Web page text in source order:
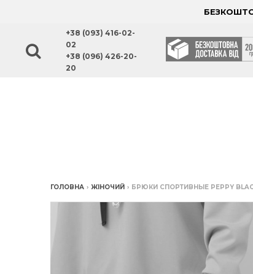
+38 (093) 416-02-
02
+38 (096) 426-20-
20
ГОЛОВНА › ЖІНОЧИЙ › БРЮКИ СПОРТИВНЫЕ PEPPY